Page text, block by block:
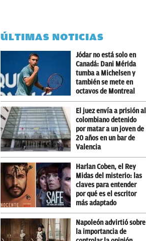
ÚLTIMAS NOTICIAS
Jódar no está solo en
Canadá: Dani Mérida
tumba a Michelsen y
también se mete en
octavos de Montreal
El juez envía a prisión al
colombiano detenido
por matar a un joven de
20 años en un bar de
Valencia
Harlan Coben, el Rey
Midas del misterio: las
claves para entender
por qué es el escritor
más adaptado
Napoleón advirtió sobre
la importancia de